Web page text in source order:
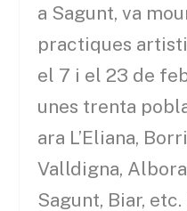
a Sagunt, va
practiques
el 7 i el 23 de
unes trenta
ara L’Eliana,
Valldigna,
Sagunt, Biar,